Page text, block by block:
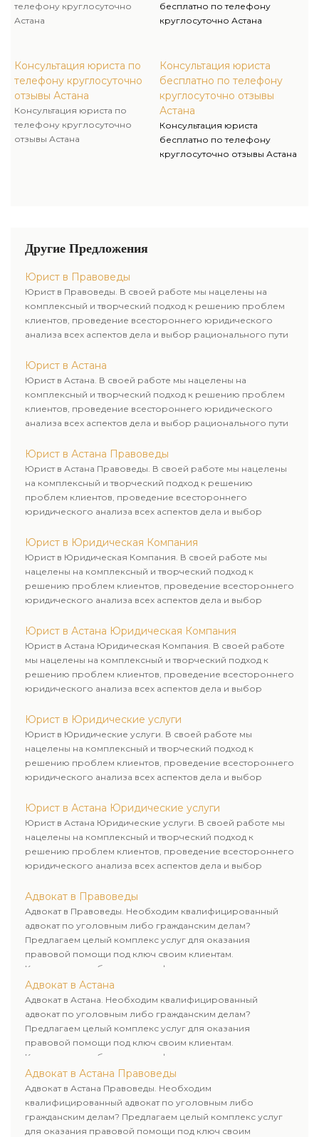
телефону круглосуточно
Астана
Консультация юриста по
телефону круглосуточно
отзывы Астана
Консультация юриста по
телефону круглосуточно
отзывы Астана
бесплатно по телефону
круглосуточно Астана
Консультация юриста
бесплатно по телефону
круглосуточно отзывы
Астана
Консультация юриста
бесплатно по телефону
круглосуточно отзывы Астана
Другие Предложения
Юрист в Правоведы
Юрист в Правоведы. В своей работе мы нацелены на
комплексный и творческий подход к решению проблем
клиентов, проведение всестороннего юридического
анализа всех аспектов дела и выбор рационального пути
Юрист в Астана
Юрист в Астана. В своей работе мы нацелены на
комплексный и творческий подход к решению проблем
клиентов, проведение всестороннего юридического
анализа всех аспектов дела и выбор рационального пути
Юрист в Астана Правоведы
Юрист в Астана Правоведы. В своей работе мы нацелены
на комплексный и творческий подход к решению
проблем клиентов, проведение всестороннего
юридического анализа всех аспектов дела и выбор
Юрист в Юридическая Компания
Юрист в Юридическая Компания. В своей работе мы
нацелены на комплексный и творческий подход к
решению проблем клиентов, проведение всестороннего
юридического анализа всех аспектов дела и выбор
Юрист в Астана Юридическая Компания
Юрист в Астана Юридическая Компания. В своей работе
мы нацелены на комплексный и творческий подход к
решению проблем клиентов, проведение всестороннего
юридического анализа всех аспектов дела и выбор
Юрист в Юридические услуги
Юрист в Юридические услуги. В своей работе мы
нацелены на комплексный и творческий подход к
решению проблем клиентов, проведение всестороннего
юридического анализа всех аспектов дела и выбор
Юрист в Астана Юридические услуги
Юрист в Астана Юридические услуги. В своей работе мы
нацелены на комплексный и творческий подход к
решению проблем клиентов, проведение всестороннего
юридического анализа всех аспектов дела и выбор
Адвокат в Правоведы
Адвокат в Правоведы. Необходим квалифицированный
адвокат по уголовным либо гражданским делам?
Предлагаем целый комплекс услуг для оказания
правовой помощи под ключ своим клиентам.
Комплексное обслуживание физических и юридических
лиц. Индивидуальный подход к каждому клиенту.
Адвокат в Астана
Адвокат в Астана. Необходим квалифицированный
адвокат по уголовным либо гражданским делам?
Предлагаем целый комплекс услуг для оказания
правовой помощи под ключ своим клиентам.
Комплексное обслуживание физических и юридических
лиц. Индивидуальный подход к каждому клиенту.
Адвокат в Астана Правоведы
Адвокат в Астана Правоведы. Необходим
квалифицированный адвокат по уголовным либо
гражданским делам? Предлагаем целый комплекс услуг
для оказания правовой помощи под ключ своим